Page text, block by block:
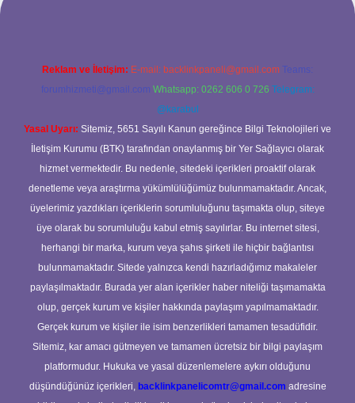
Reklam ve İletişim: E-mail: backlinkpaneli@gmail.com Teams:
forumhizmeti@gmail.com Whatsapp: 0262 606 0 726 Telegram:
@karabul
Yasal Uyarı: Sitemiz, 5651 Sayılı Kanun gereğince Bilgi Teknolojileri ve
İletişim Kurumu (BTK) tarafından onaylanmış bir Yer Sağlayıcı olarak
hizmet vermektedir. Bu nedenle, sitedeki içerikleri proaktif olarak
denetleme veya araştırma yükümlülüğümüz bulunmamaktadır. Ancak,
üyelerimiz yazdıkları içeriklerin sorumluluğunu taşımakta olup, siteye
üye olarak bu sorumluluğu kabul etmiş sayılırlar. Bu internet sitesi,
herhangi bir marka, kurum veya şahıs şirketi ile hiçbir bağlantısı
bulunmamaktadır. Sitede yalnızca kendi hazırladığımız makaleler
paylaşılmaktadır. Burada yer alan içerikler haber niteliği taşımamakta
olup, gerçek kurum ve kişiler hakkında paylaşım yapılmamaktadır.
Gerçek kurum ve kişiler ile isim benzerlikleri tamamen tesadüfidir.
Sitemiz, kar amacı gütmeyen ve tamamen ücretsiz bir bilgi paylaşım
platformudur. Hukuka ve yasal düzenlemelere aykırı olduğunu
düşündüğünüz içerikleri, backlinkpanelicomtr@gmail.com adresine